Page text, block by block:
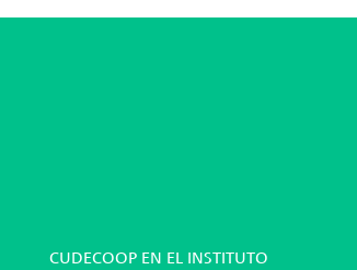
CUDECOOP EN EL INSTITUTO